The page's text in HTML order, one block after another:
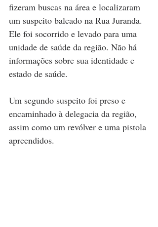
fizeram buscas na área e localizaram
um suspeito baleado na Rua Juranda.
Ele foi socorrido e levado para uma
unidade de saúde da região. Não há
informações sobre sua identidade e
estado de saúde.
Um segundo suspeito foi preso e
encaminhado à delegacia da região,
assim como um revólver e uma pistola
apreendidos.